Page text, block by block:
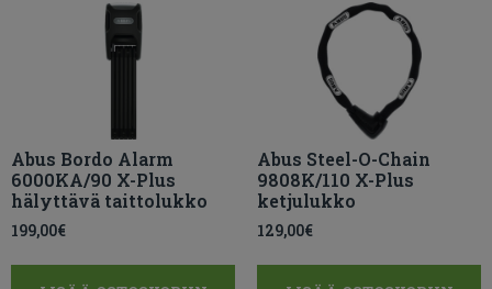
Abus Bordo Alarm
6000KA/90 X-Plus
hälyttävä taittolukko
199,00€
Abus Steel-O-Chain
9808K/110 X-Plus
ketjulukko
129,00€